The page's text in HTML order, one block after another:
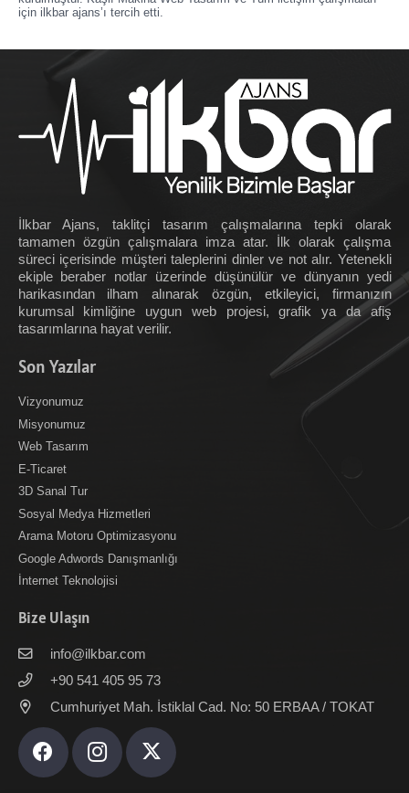
için ilkbar ajans’ı tercih etti.
İlkbar Ajans, taklitçi tasarım çalışmalarına tepki olarak
tamamen özgün çalışmalara imza atar. İlk olarak çalışma
süreci içerisinde müşteri taleplerini dinler ve not alır. Yetenekli
ekiple beraber notlar üzerinde düşünülür ve dünyanın yedi
harikasından ilham alınarak özgün, etkileyici, firmanızın
kurumsal kimliğine uygun web projesi, grafik ya da afiş
tasarımlarına hayat verilir.
Son Yazılar
Vizyonumuz
Misyonumuz
Web Tasarım
E-Ticaret
3D Sanal Tur
Sosyal Medya Hizmetleri
Arama Motoru Optimizasyonu
Google Adwords Danışmanlığı
İnternet Teknolojisi
Bize Ulaşın
info@ilkbar.com
+90 541 405 95 73
Cumhuriyet Mah. İstiklal Cad. No: 50 ERBAA / TOKAT